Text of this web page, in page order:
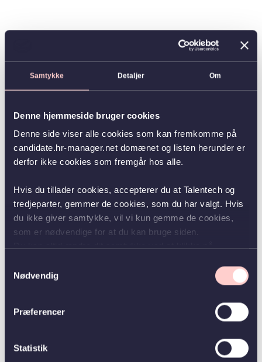
Samtykke Detaljer Om
Denne hjemmeside bruger cookies
Denne side viser alle cookies som kan fremkomme på
candidate.hr-manager.net domænet og listen herunder er
derfor ikke cookies som fremgår hos alle.
Hvis du tillader cookies, accepterer du at Talentech og
tredjeparter, gemmer de cookies, som du har valgt. Hvis
du ikke giver samtykke, vil vi kun gemme de cookies,
som er nødvendige for at du kan bruge siden.
Nødvendig
Præferencer
Statistik